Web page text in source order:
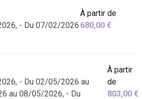
- Du 07/02/2026
À partir de
680,00 €
- Du 02/05/2026 au
au 08/05/2026, - Du
À partir
de
803,00 €